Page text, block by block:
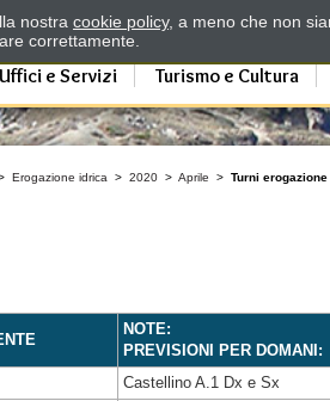
Uffici e Servizi Turismo e Cultura
Erogazione idrica > 2020 > Aprile > Turni
NOTE:
PREVISIONI PER DOMANI:
Castellino A.1 Dx e Sx
nostra cookie policy, a meno che non
correttamente.